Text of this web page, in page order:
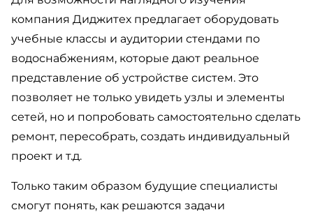
компания Диджитех предлагает оборудовать
учебные классы и аудитории стендами по
водоснабжениям, которые дают реальное
представление об устройстве систем. Это
позволяет не только увидеть узлы и элементы
сетей, но и попробовать самостоятельно сделать
ремонт, пересобрать, создать индивидуальный
проект и т.д.
Только таким образом будущие специалисты
смогут понять, как решаются задачи